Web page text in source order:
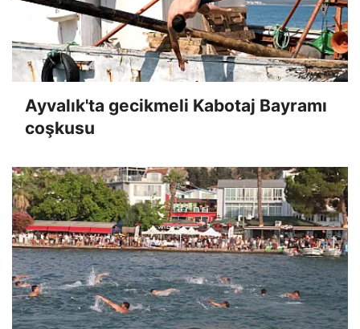
Ayvalık'ta gecikmeli Kabotaj Bayramı
coşkusu